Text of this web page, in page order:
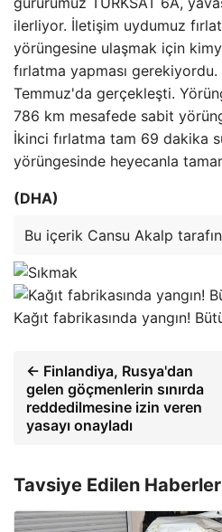
ilerliyor. İletişim uydumuz
yörüngesine ulaşmak için
fırlatma yapması
Temmuz'da gerçekleşti.
786 km mesafede sabit
İkinci fırlatma tam 69 dakika
yörüngesinde heyecanla
(DHA)
Bu içerik Cansu Akalp
Kağıt fabrikasında yangın!
← Finlandiya, Rusya'dan
gelen göçmenlerin sınırda
reddedilmesine izin veren
yasayı onayladı
Tavsiye Edilen Haberler